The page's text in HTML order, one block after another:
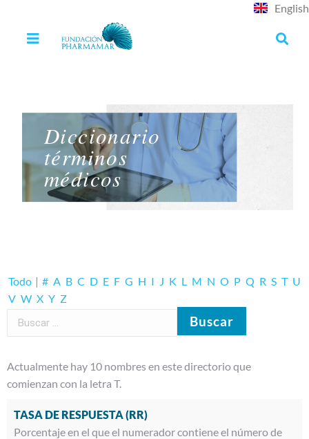
English
Diccionario
términos
médicos
Todo | # A B C D E F G H I J K L M N O P Q R S T U
V W X Y Z
Actualmente hay 10 nombres en este directorio que
comienzan con la letra T.
TASA DE RESPUESTA (RR)
Porcentaje en el que el numerador contiene el número de